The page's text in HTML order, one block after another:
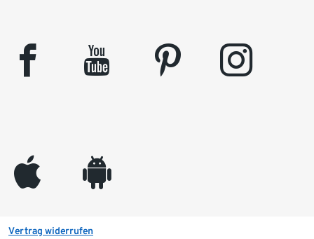
facebook youtube pinterest instagram
appleinc android
Vertrag widerrufen